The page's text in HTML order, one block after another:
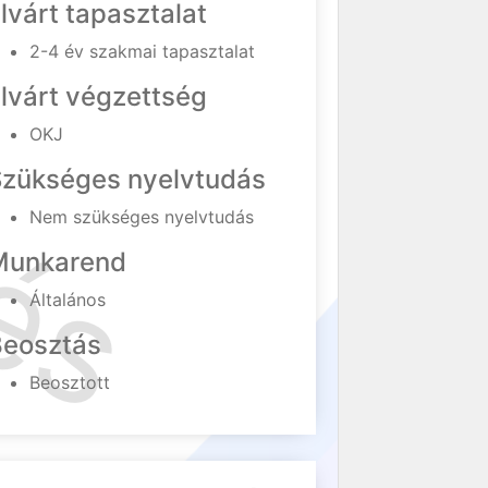
tapasztalat
2-4 év szakmai tapasztalat
végzettség
OKJ
nyelvtudás
Nem szükséges nyelvtudás
Általános
Beosztott